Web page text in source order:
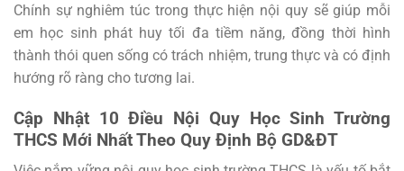
Chính sự nghiêm túc trong thực hiện nội quy sẽ giúp mỗi
em học sinh phát huy tối đa tiềm năng, đồng thời hình
thành thói quen sống có trách nhiệm, trung thực và có định
hướng rõ ràng cho tương lai.
Cập Nhật 10 Điều Nội Quy Học Sinh Trường
THCS Mới Nhất Theo Quy Định Bộ GD&ĐT